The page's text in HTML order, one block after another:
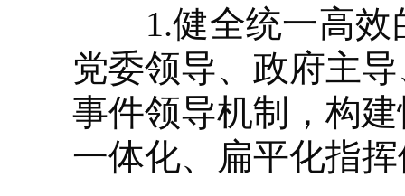
1.健全统一高效
党委领导、政府主
事件领导机制，构
一体化、扁平化指